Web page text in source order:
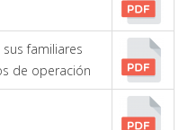
sus familiares
de operación